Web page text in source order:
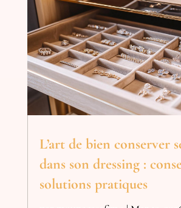
L’art de bien conserver
dans son dressing :
solutions pratiques